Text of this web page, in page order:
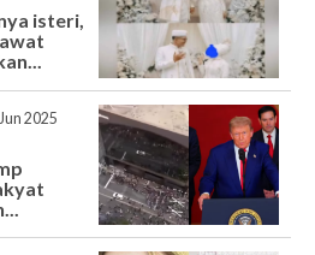
isteri,
2025